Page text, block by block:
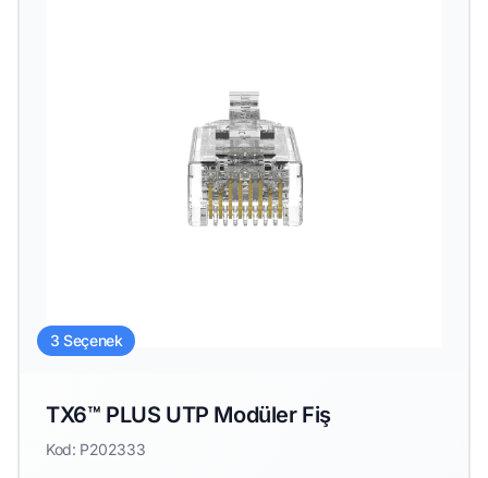
3 Seçenek
TX6™ PLUS UTP Modüler Fiş
Kod: P202333